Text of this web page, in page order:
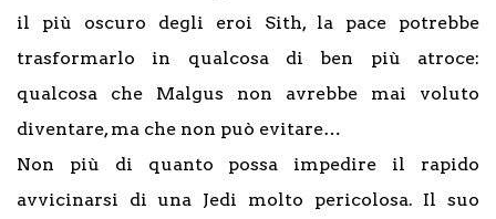
il più oscuro degli eroi Sith, la pace potrebbe
trasformarlo in qualcosa di ben più atroce:
qualcosa che Malgus non avrebbe mai voluto
diventare, ma che non può evitare…
Non più di quanto possa impedire il rapido
avvicinarsi di una Jedi molto pericolosa. Il suo